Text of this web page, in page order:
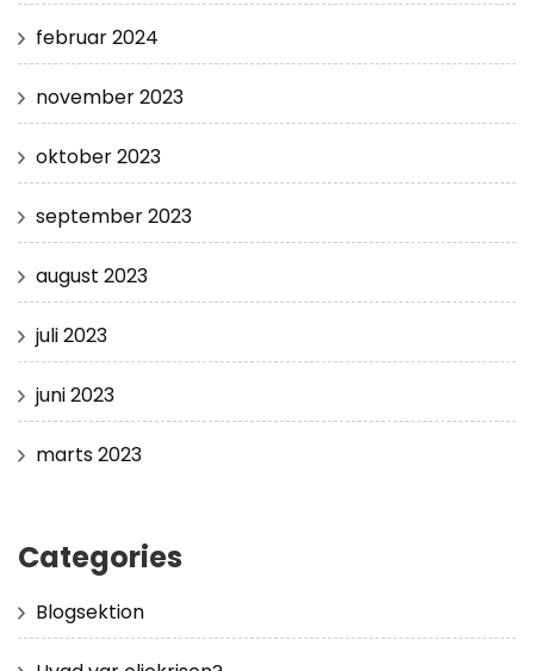
februar 2024
november 2023
oktober 2023
september 2023
august 2023
juli 2023
juni 2023
marts 2023
Categories
Blogsektion